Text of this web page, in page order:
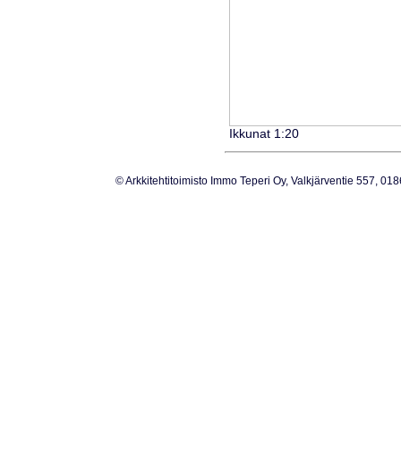
Ikkunat 1:20
© Arkkitehtitoimisto Immo Teperi Oy, Valkjärventie 557,